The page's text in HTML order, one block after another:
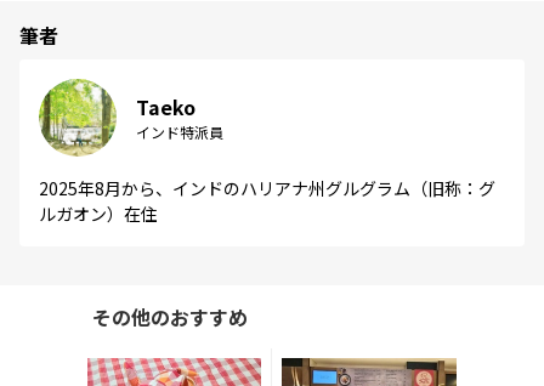
筆者
Taeko
インド特派員
2025年8月から、インドのハリアナ州グルグラム（旧称：グ
ルガオン）在住
その他のおすすめ